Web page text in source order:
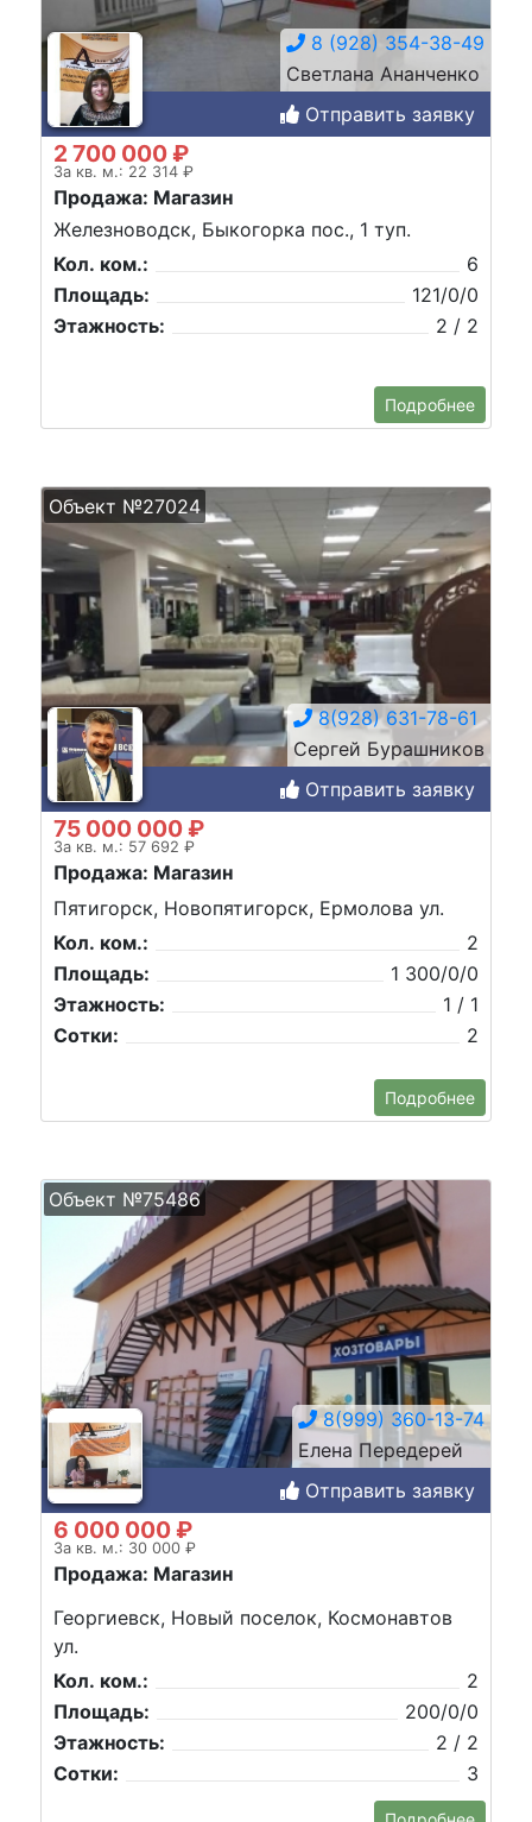
8 (928) 354-38-49
Светлана Ананченко
Отправить заявку
2 700 000 ₽
За кв. м.: 22 314 ₽
Продажа: Магазин
Железноводск, Быкогорка пос., 1 туп.
Кол. ком.:
6
Площадь:
121/0/0
Этажность:
2 / 2
Подробнее
Объект №27024
8(928) 631-78-61
Сергей Бурашников
Отправить заявку
75 000 000 ₽
За кв. м.: 57 692 ₽
Продажа: Магазин
Пятигорск, Новопятигорск, Ермолова ул.
Кол. ком.:
2
Площадь:
1 300/0/0
Этажность:
1 / 1
Сотки:
2
Подробнее
Объект №75486
8(999) 360-13-74
Елена Передерей
Отправить заявку
6 000 000 ₽
За кв. м.: 30 000 ₽
Продажа: Магазин
Георгиевск, Новый поселок, Космонавтов
ул.
Кол. ком.:
2
Площадь:
200/0/0
Этажность:
2 / 2
Сотки:
3